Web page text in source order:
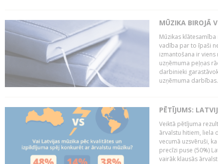
MŪZIKA BIROJĀ
Mūzikas
vadība par to īpaši
izmantošana ir
uzņēmuma peļņas
darbinieki
uzņēmuma
PĒTĪJUMS:
Veiktā pētījuma
ārvalstu hitiem, liela
vecumā uzsvēruši,
precīzi puse (50%)
vairāk klausās